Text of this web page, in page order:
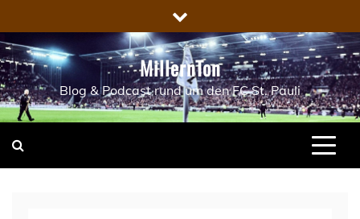
to
content
MillernTon
Blog & Podcast rund um den FC St. Pauli